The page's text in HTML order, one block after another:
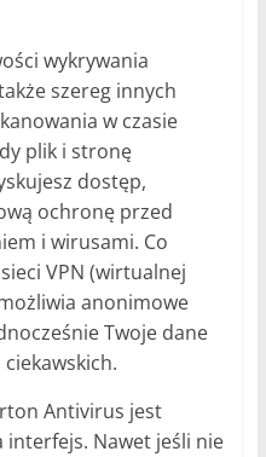
wykrywania
szereg innych
w czasie
plik i stronę
dostęp,
ochronę przed
i wirusami. Co
VPN (wirtualnej
anonimowe
Twoje dane
Antivirus jest
Nawet jeśli nie